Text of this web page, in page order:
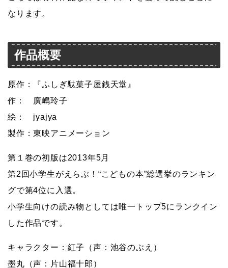
なります。
作品概要
原作：『ふしぎ駄菓子屋銭天堂』
作： 廣嶋玲子
絵： jyajya
製作：東映アニメーション
第１巻の初版は2013年5月
第2回小学生がえらぶ！“こどもの本”総選挙のランキン
グで第4位に入選。
小学生向けの読み物としては唯一トップ5にランクイン
した作品です。
キャラクター：紅子（声：池谷のぶえ）
墨丸（声：片山福十郎）